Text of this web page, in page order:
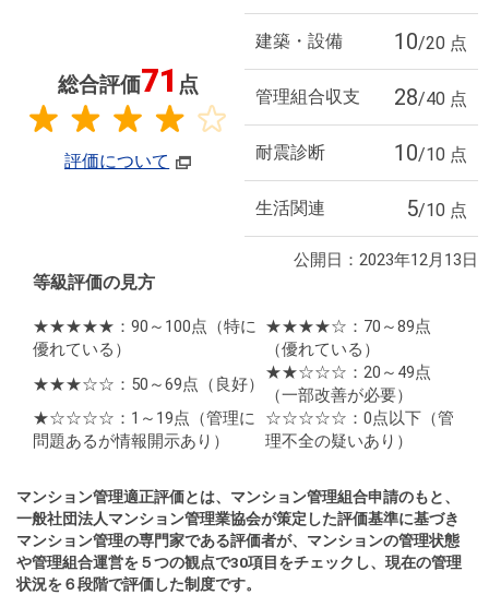
総合評価71 点
評価について
建築・設備 10/20 点
管理組合収支 28/40 点
耐震診断 10/10 点
生活関連 5/10 点
公開日：2023年12月13日
等級評価の見方
★★★★★：90～100点 （特に
優れている）
★★★★☆：70～89点
（優れている）
★★★☆☆：50～69点 （良好）
★★☆☆☆：20～49点
（一部改善が必要）
★☆☆☆☆：1～19点 （管理に
問題あるが情報開示あり）
☆☆☆☆☆：0点以下 （管
理不全の疑いあり）
マンション管理適正評価とは、マンション管理組合申請のもと、
一般社団法人マンション管理業協会が策定した評価基準に基づき
マンション管理の専門家である評価者が、マンションの管理状態
や管理組合運営を５つの観点で30項目をチェックし、現在の管理
状況を６段階で評価した制度です。